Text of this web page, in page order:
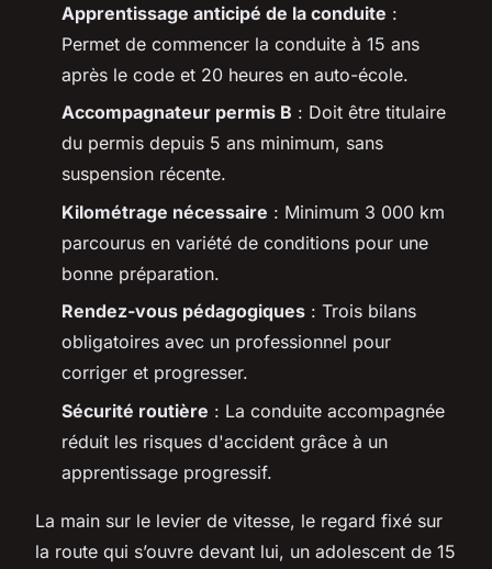
Apprentissage anticipé de la conduite :
Permet de commencer la conduite à 15 ans
après le code et 20 heures en auto-école.
Accompagnateur permis B : Doit être titulaire
du permis depuis 5 ans minimum, sans
suspension récente.
Kilométrage nécessaire : Minimum 3 000 km
parcourus en variété de conditions pour une
bonne préparation.
Rendez-vous pédagogiques : Trois bilans
obligatoires avec un professionnel pour
corriger et progresser.
Sécurité routière : La conduite accompagnée
réduit les risques d'accident grâce à un
apprentissage progressif.
La main sur le levier de vitesse, le regard fixé sur
la route qui s’ouvre devant lui, un adolescent de 15